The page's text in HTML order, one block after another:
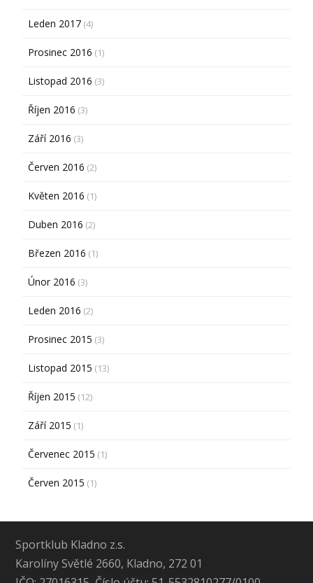
Leden 2017 (4)
Prosinec 2016 (1)
Listopad 2016 (3)
Říjen 2016 (3)
Září 2016 (3)
Červen 2016 (2)
Květen 2016 (1)
Duben 2016 (2)
Březen 2016 (1)
Únor 2016 (3)
Leden 2016 (2)
Prosinec 2015 (3)
Listopad 2015 (13)
Říjen 2015 (12)
Září 2015 (1)
Červenec 2015 (1)
Červen 2015 (1)
Sportklub Kladno z.s.
Karolíny Světlé 2660, Kladno, 272 01